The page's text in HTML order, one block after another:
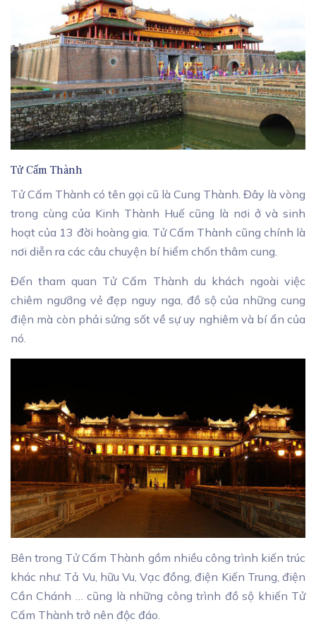
Tử Cấm Thành
Tử Cấm Thành có tên gọi cũ là Cung Thành. Đây là vòng
trong cùng của Kinh Thành Huế cũng là nơi ở và sinh
hoạt của 13 đời hoàng gia. Tử Cấm Thành cũng chính là
nơi diễn ra các câu chuyện bí hiểm chốn thâm cung.
Đến tham quan Tử Cấm Thành du khách ngoài việc
chiêm ngưỡng vẻ đẹp nguy nga, đồ sộ của những cung
điện mà còn phải sửng sốt về sự uy nghiêm và bí ẩn của
nó.
Bên trong Tử Cấm Thành gồm nhiều công trình kiến trúc
khác như: Tả Vu, hữu Vu, Vạc đồng, điện Kiến Trung, điện
Cần Chánh … cũng là những công trình đồ sộ khiến Tử
Cấm Thành trở nên độc đáo.